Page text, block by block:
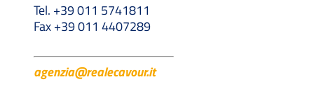
Tel. +39 011 5741811
Fax +39 011 4407289
agenzia@realecavour.it